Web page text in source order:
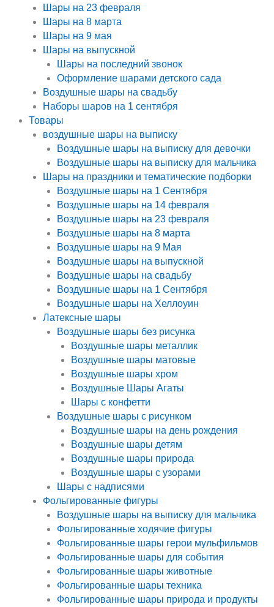
Шары на 23 февраля
Шары на 8 марта
Шары на 9 мая
Шары на выпускной
Шары на последний звонок
Оформление шарами детского сада
Воздушные шары на свадьбу
Наборы шаров на 1 сентября
Товары
воздушные шары на выписку
Воздушные шары на выписку для девочки
Воздушные шары на выписку для мальчика
Шары на праздники и тематические подборки
Воздушные шары на 1 Сентября
Воздушные шары на 14 февраля
Воздушные шары на 23 февраля
Воздушные шары на 8 марта
Воздушные шары на 9 Мая
Воздушные шары на выпускной
Воздушные шары на свадьбу
Воздушные шары на 1 Сентября
Воздушные шары на Хеллоуин
Латексные шары
Воздушные шары без рисунка
Воздушные шары металлик
Воздушные шары матовые
Воздушные шары хром
Воздушные Шары Агаты
Шары с конфетти
Воздушные шары с рисунком
Воздушные шары на день рождения
Воздушные шары детям
Воздушные шары природа
Воздушные шары с узорами
Шары с надписями
Фольгированные фигуры
Воздушные шары на выписку для мальчика
Фольгированные ходячие фигуры
Фольгированные шары герои мульфильмов
Фольгированные шары для события
Фольгированные шары животные
Фольгированные шары техника
Фольгированные шары природа и продукты